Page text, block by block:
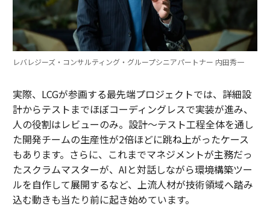
レバレジーズ・コンサルティング・グループシニアパートナー 内田秀一
実際、LCGが参画する最先端プロジェクトでは、詳細設
計からテストまでほぼコーディングレスで実装が進み、
人の役割はレビューのみ。設計～テスト工程全体を通し
た開発チームの生産性が2倍ほどに跳ね上がったケース
もあります。さらに、これまでマネジメントが主務だっ
たスクラムマスターが、AIと対話しながら環境構築ツー
ルを自作して展開するなど、上流人材が技術領域へ踏み
込む動きも当たり前に起き始めています。